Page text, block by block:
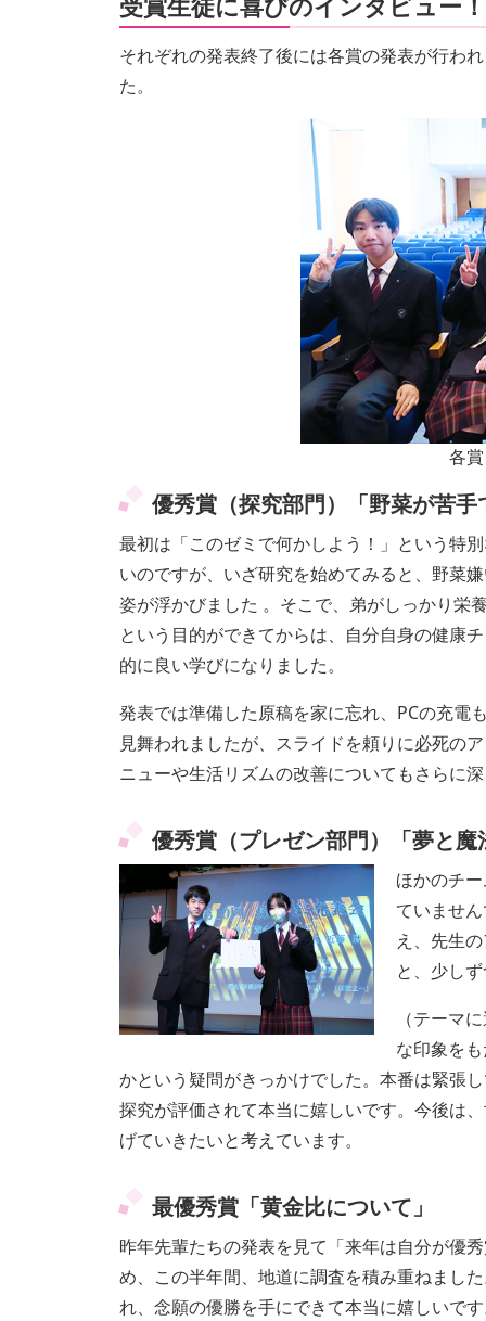
それぞれの発表終了後には各賞の発表が行わ
た。
各
優秀賞（探究部門）「野菜が苦
最初は「このゼミで何かしよう！」という特
いのですが、いざ研究を始めてみると、野菜
姿が浮かびました 。そこで、弟がしっかり栄
という目的ができてからは、自分自身の健康
的に良い学びになりました。
発表では準備した原稿を家に忘れ、PCの充電
見舞われましたが、スライドを頼りに必死の
ニューや生活リズムの改善についてもさらに
優秀賞（プレゼン部門）「夢と
ほかのチ
ていませ
え、先生
と、少し
（テーマ
な印象を
かという疑問がきっかけでした。本番は緊張
探究が評価されて本当に嬉しいです。今後は
げていきたいと考えています。
最優秀賞「黄金比について」
昨年先輩たちの発表を見て「来年は自分が優
め、この半年間、地道に調査を積み重ねまし
れ、念願の優勝を手にできて本当に嬉しいで